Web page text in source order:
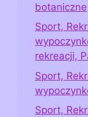
botaniczne
Sport,
rekreacji,
Sport,
Sport,